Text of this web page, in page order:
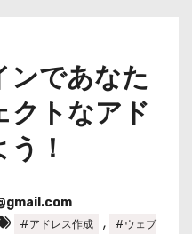
ンであなた
クトなアド
！
#アドレス作成 ,
#ウェブ